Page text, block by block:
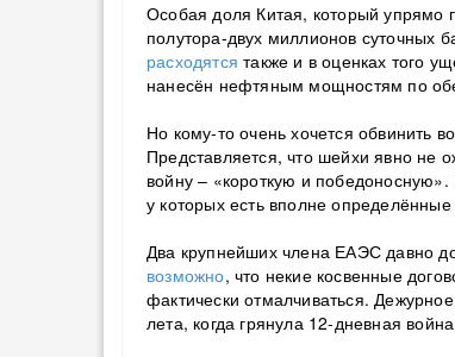
Особая доля Китая, который упрямо
полутора-двух миллионов суточных
расходятся также и в оценках того
нанесён нефтяным мощностям по
Но кому-то очень хочется обвинить
Представляется, что шейхи явно не
войну – «короткую и победоносную».
у которых есть вполне
Два крупнейших члена ЕАЭС давно
возможно, что некие косвенные
фактически отмалчиваться.
лета, когда грянула 12-дневная